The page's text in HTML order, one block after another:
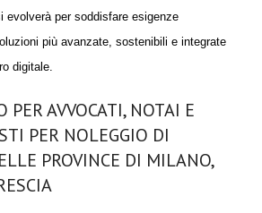
evolverà per soddisfare esigenze
più avanzate, sostenibili e integrate
digitale.
PER AVVOCATI, NOTAI E
PER NOLEGGIO DI
PROVINCE DI MILANO,